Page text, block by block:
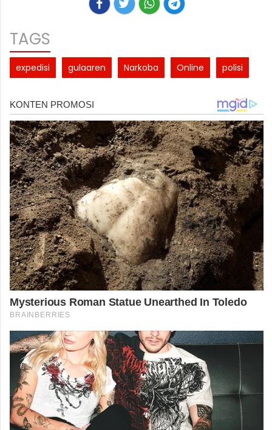
TAGS
expedisi gulaaren Narkoba Online polisi